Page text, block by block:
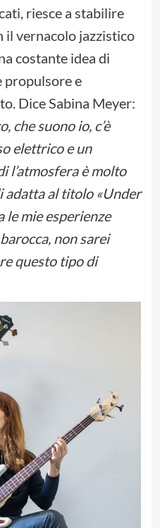
riesce a stabilire
il vernacolo jazzistico
costante idea di
propulsore e
Dice Sabina Meyer:
che suono io, c’è
elettrico e un
l’atmosfera è molto
adatta al titolo «Under
le mie esperienze
non sarei
questo tipo di